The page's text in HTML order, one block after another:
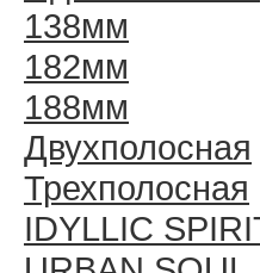
138мм
182мм
188мм
Двухполосная
Трехполосная
IDYLLIC